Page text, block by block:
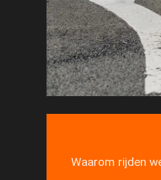
Waarom rijden